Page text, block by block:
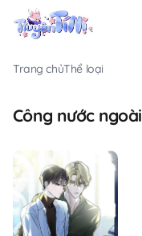
Trang chủThể loại
Công nước ngoài